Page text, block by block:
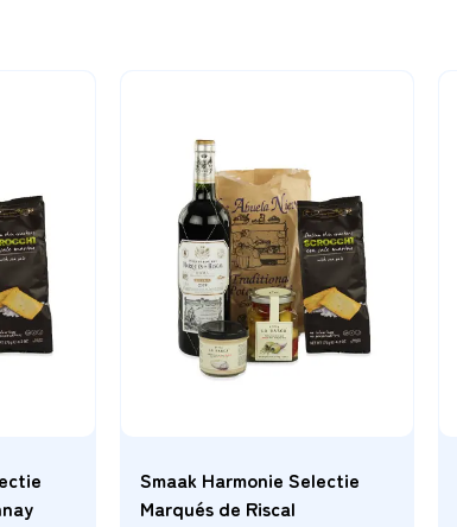
Smaak Harmonie Selectie AIX
Rose